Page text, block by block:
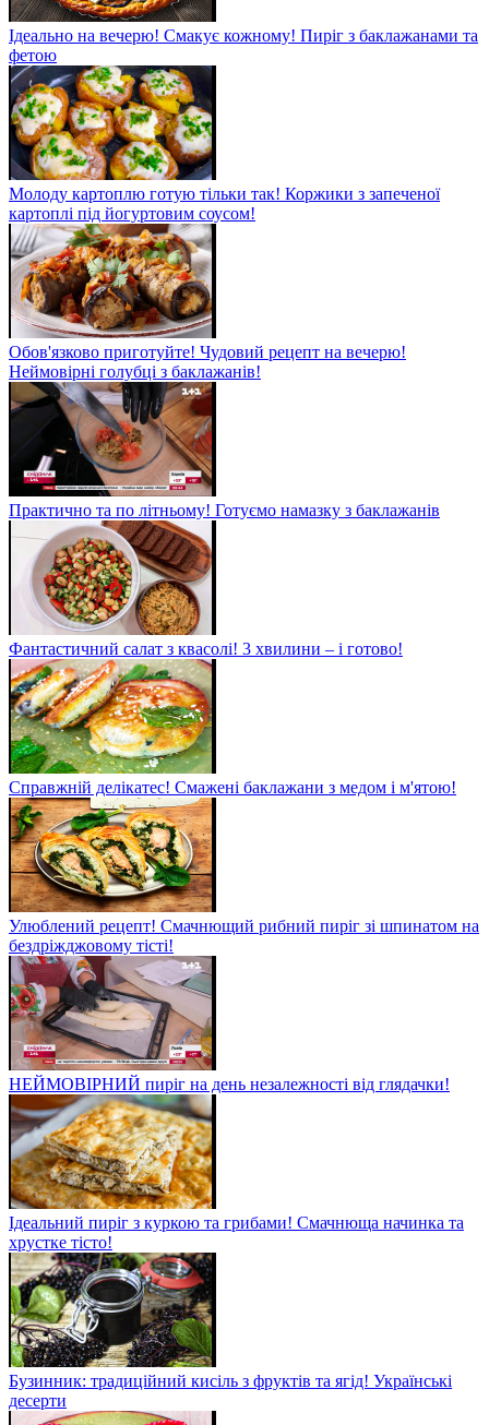
Ідеально на вечерю! Смакує кожному! Пиріг з баклажанами та
фетою
Молоду картоплю готую тільки так! Коржики з запеченої
картоплі під йогуртовим соусом!
Обов'язково приготуйте! Чудовий рецепт на вечерю!
Неймовірні голубці з баклажанів!
Практично та по літньому! Готуємо намазку з баклажанів
Фантастичний салат з квасолі! 3 хвилини – і готово!
Справжній делікатес! Смажені баклажани з медом і м'ятою!
Улюблений рецепт! Смачнющий рибний пиріг зі шпинатом на
бездріжджовому тісті!
НЕЙМОВІРНИЙ пиріг на день незалежності від глядачки!
Ідеальний пиріг з куркою та грибами! Смачнюща начинка та
хрустке тісто!
Бузинник: традиційний кисіль з фруктів та ягід! Українські
десерти